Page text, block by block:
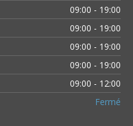
09:00 - 19:00
09:00 - 19:00
09:00 - 19:00
09:00 - 19:00
09:00 - 12:00
Fermé